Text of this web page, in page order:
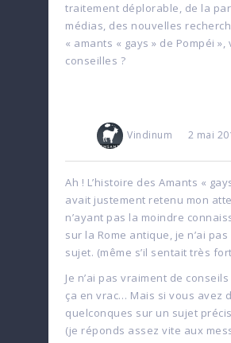
traitement déplorable, de la
médias, des nouvelles
« amants « gays » de Pompéi
conseilles ?
Vindinum 2 mai
Ah ! L’histoire des Amants «
avait justement retenu mon
n’ayant pas la moindre
sur la Rome antique, je n’ai
sujet. (même s’il sentait très
Je n’ai pas vraiment de
ça en vrac… Mais si vous avez
quelconques sur un sujet
(je réponds assez vite aux